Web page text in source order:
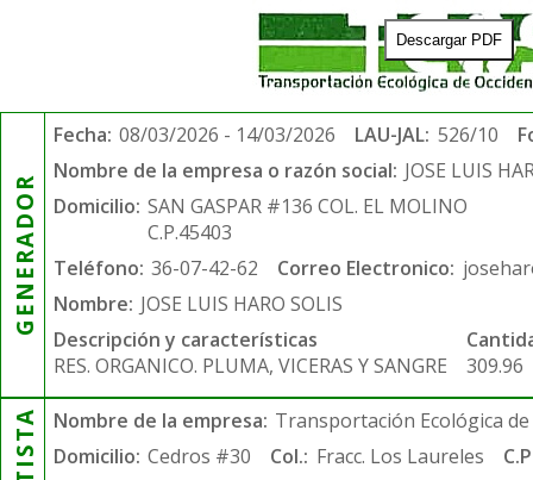
Descargar PDF
GENERADOR
Fecha: 08/03/2026 - 14/03/2026 LAU-JAL: 526/10
Nombre de la empresa o razón social: JOSE LUIS
Domicilio: SAN GASPAR #136 COL. EL MOLINO
C.P.45403
Teléfono: 36-07-42-62 Correo Electronico:
Nombre: JOSE LUIS HARO SOLIS
Descripción y características
RES. ORGANICO. PLUMA, VICERAS Y SANGRE
309.96
Nombre de la empresa: Transportación Ecológica de
Domicilio: Cedros #30 Col.: Fracc. Los Laureles